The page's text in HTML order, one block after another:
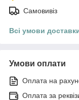
Самовивіз
Всі умови
Умови оплати
Оплата на
Оплата за